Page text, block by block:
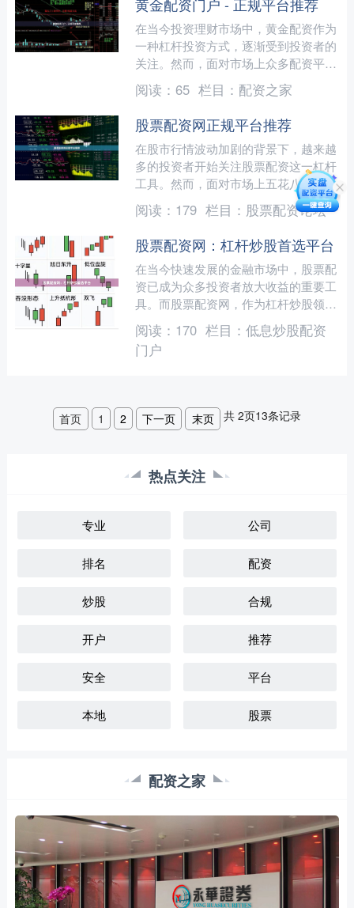
在当今投资理财市场中，黄金配资作为
一种杠杆投资方式，逐渐受到投资者的
关注。然而，面对市场上众多配资平
台，如何选择一家正规、安全、可靠的
平台成为投资者最关心的问题....
阅读： 65 栏目： 配资之家
股票配资网正规平台推荐
在股市行情波动加剧的背景下，越来越
多的投资者开始关注股票配资这一杠杆
工具。然而，面对市场上五花八门的配
资平台，如何甄别正规平台、避免踩
坑，成为投资者最关心的问题....
阅读： 179 栏目： 股票配资论坛
股票配资网：杠杆炒股首选平台
在当今快速发展的金融市场中，股票配
资已成为众多投资者放大收益的重要工
具。而股票配资网，作为杠杆炒股领域
的专业平台，正凭借其安全、高效、灵
活的服务，成为越来越多投....
阅读： 170 栏目： 低息炒股配资
门户
首页 1 2 下一页 末页 共 2页13条记录
热点关注
专业 公司
排名 配资
炒股 合规
开户 推荐
安全 平台
本地 股票
配资之家